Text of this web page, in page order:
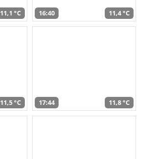
11,1 °C 16:40 11,4 °C
11,5 °C 17:44 11,8 °C